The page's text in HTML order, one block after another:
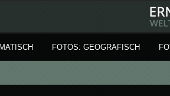
FOTOS: GEOGRAFISCH